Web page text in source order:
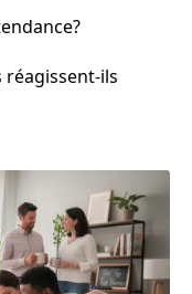
ils